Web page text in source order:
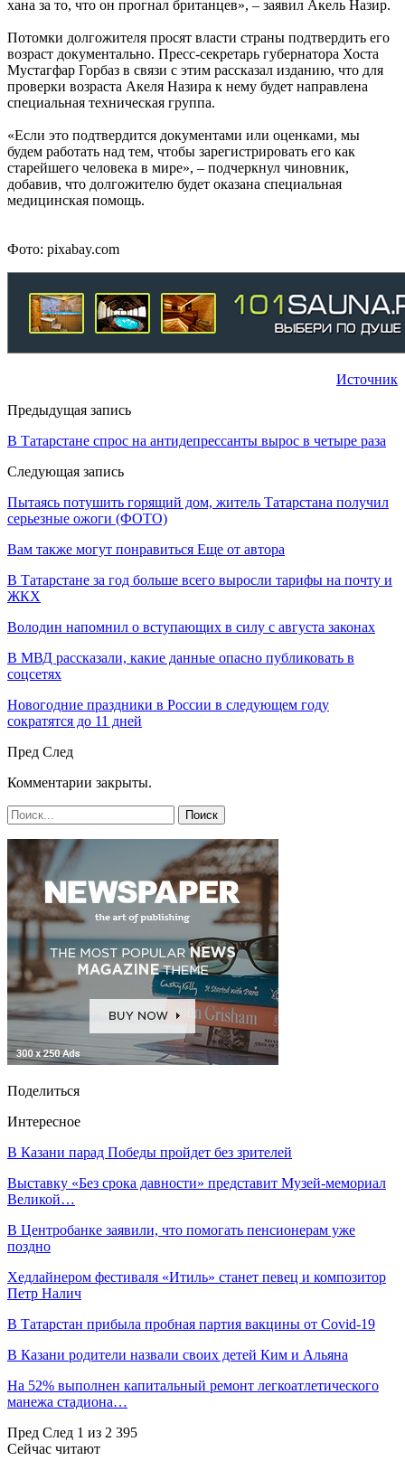
хана за то, что он прогнал британцев», – заявил Акель Назир.
Потомки долгожителя просят власти страны подтвердить его
возраст документально. Пресс-секретарь губернатора Хоста
Мустагфар Горбаз в связи с этим рассказал изданию, что для
проверки возраста Акеля Назира к нему будет направлена
специальная техническая группа.
«Если это подтвердится документами или оценками, мы
будем работать над тем, чтобы зарегистрировать его как
старейшего человека в мире», – подчеркнул чиновник,
добавив, что долгожителю будет оказана специальная
медицинская помощь.
Фото: pixabay.com
Источник
Предыдущая запись
В Татарстане спрос на антидепрессанты вырос в четыре раза
Следующая запись
Пытаясь потушить горящий дом, житель Татарстана получил
серьезные ожоги (ФОТО)
Вам также могут понравиться Еще от автора
В Татарстане за год больше всего выросли тарифы на почту и
ЖКХ
Володин напомнил о вступающих в силу с августа законах
В МВД рассказали, какие данные опасно публиковать в
соцсетях
Новогодние праздники в России в следующем году
сократятся до 11 дней
Пред След
Комментарии закрыты.
Поделиться
Интересное
В Казани парад Победы пройдет без зрителей
Выставку «Без срока давности» представит Музей-мемориал
Великой…
В Центробанке заявили, что помогать пенсионерам уже
поздно
Хедлайнером фестиваля «Итиль» станет певец и композитор
Петр Налич
В Татарстан прибыла пробная партия вакцины от Covid-19
В Казани родители назвали своих детей Ким и Альяна
На 52% выполнен капитальный ремонт легкоатлетического
манежа стадиона…
Пред След 1 из 2 395
Сейчас читают